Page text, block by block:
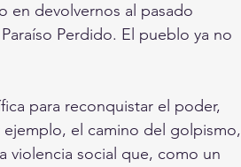
en devolvernos al pasado
Perdido. El pueblo ya no
para reconquistar el poder,
el camino del golpismo,
violencia social que, como un